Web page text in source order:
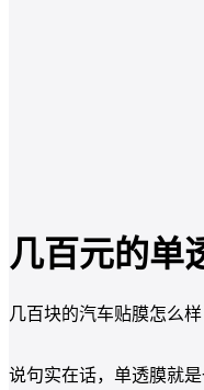
几百元的单
几百块的汽车贴膜怎么样
说句实在话，单透膜就